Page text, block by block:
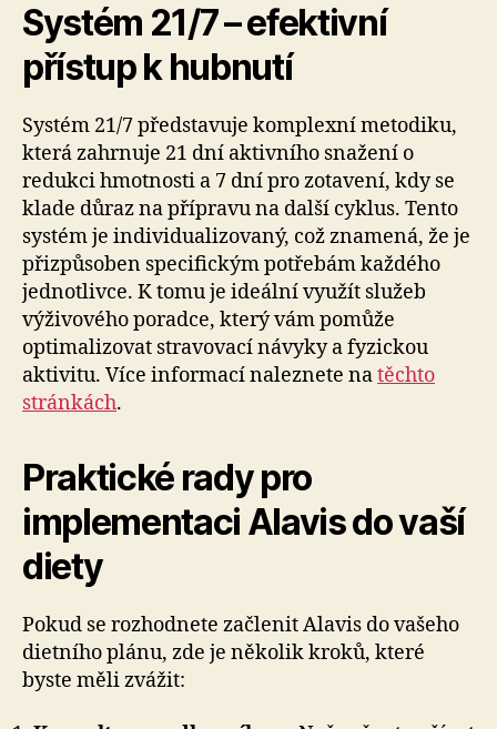
Systém 21/7 – efektivní
přístup k hubnutí
Systém 21/7 představuje komplexní metodiku,
která zahrnuje 21 dní aktivního snažení o
redukci hmotnosti a 7 dní pro zotavení, kdy se
klade důraz na přípravu na další cyklus. Tento
systém je individualizovaný, což znamená, že je
přizpůsoben specifickým potřebám každého
jednotlivce. K tomu je ideální využít služeb
výživového poradce, který vám pomůže
optimalizovat stravovací návyky a fyzickou
aktivitu. Více informací naleznete natěchto
stránkách.
Praktické rady pro
implementaci Alavis do vaší
diety
Pokud se rozhodnete začlenit Alavis do vašeho
dietního plánu, zde je několik kroků, které
byste měli zvážit: